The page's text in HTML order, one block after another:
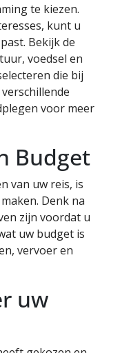
te kiezen.
kunt u
Bekijk de
voedsel en
die bij
voor meer
Budget
van uw reis, is
Denk na
zijn voordat u
uw budget is
vervoer en
uw